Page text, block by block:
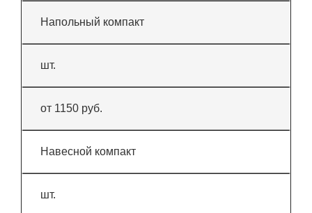
Напольный компакт
шт.
от 1150 руб.
Навесной компакт
шт.